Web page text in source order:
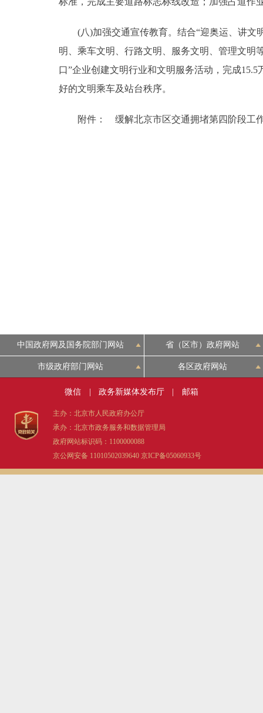
(八)加强交通宣传教育。结合“迎奥运、讲文明
明、乘车文明、行路文明、服务文明、管理文明
口”企业创建文明行业和文明服务活动，完成
好的文明乘车及站台秩序。
附件： 缓解北京市区交通拥堵第四阶段工
中国政府网及国务院部门网站 省（区市）政府网站
市级政府部门网站 各区政府网站
微信 政务新媒体发布厅 邮箱
主办：北京市人民政府办公厅
承办：北京市政务服务和数据管理局
政府网站标识码：1100000088
京公网安备 11010502039640 京ICP备05060933号